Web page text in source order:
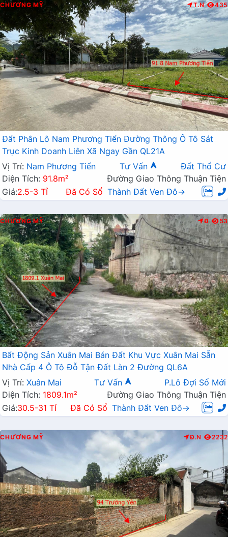
CHƯƠNG MỸ T.N 435
Đất Phân Lô Nam Phương Tiến Đường Thông Ô Tô Sát
Trục Kinh Doanh Liên Xã Ngay Gần QL21A
Vị Trí: Nam Phương Tiến Tư Vấn
Đất Thổ Cư
Diện Tích: 91.8m²
Đường Giao Thông Thuận Tiện
Giá:2.5-3 Tỉ Đã Có Sổ Thành Đất Ven Đô→
CHƯƠNG MỸ Đ 53
Bất Động Sản Xuân Mai Bán Đất Khu Vực Xuân Mai Sẵn
Nhà Cấp 4 Ô Tô Đỗ Tận Đất Làn 2 Đường QL6A
Vị Trí: Xuân Mai Tư Vấn
P.Lô Đợi Sổ Mới
Diện Tích: 1809.1m²
Đường Giao Thông Thuận Tiện
Giá:30.5-31 Tỉ Đã Có Sổ Thành Đất Ven Đô→
CHƯƠNG MỸ Đ.N 2232